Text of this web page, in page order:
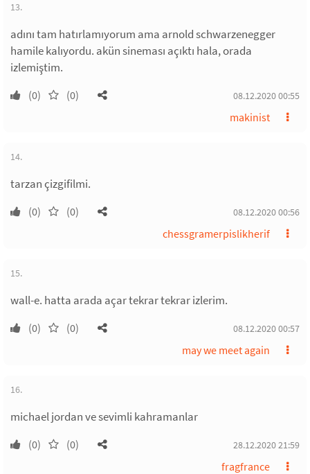
13.
adını tam hatırlamıyorum ama arnold schwarzenegger
hamile kalıyordu. akün sineması açıktı hala, orada
izlemiştim.
(0) (0) 08.12.2020 00:55
makinist
14.
tarzan çizgifilmi.
(0) (0) 08.12.2020 00:56
chessgramerpislikherif
15.
wall-e. hatta arada açar tekrar tekrar izlerim.
(0) (0) 08.12.2020 00:57
may we meet again
16.
michael jordan ve sevimli kahramanlar
(0) (0) 28.12.2020 21:59
fragfrance